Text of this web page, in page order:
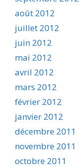
août 2012
juillet 2012
juin 2012
mai 2012
avril 2012
mars 2012
février 2012
janvier 2012
décembre 2011
novembre 2011
octobre 2011